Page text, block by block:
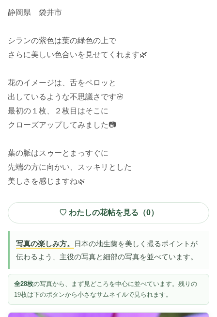
静岡県 袋井市
シランの紫色は葉の緑色の上で
さらに美しい色合いを見せてくれます🌿
花のイメージは、舌をペロッと
出しているような不思議さです🌸
最初の１枚、２枚目はそこに
クローズアップしてみました📷
葉の脈はスゥーとまっすぐに
先端の方に向かい、スッキリとした
美しさを感じますね🌿
♡ わたしの花帖を見る（0）
写真の楽しみ方。
日本の地生蘭を美しく撮るポイントが
伝わるよう、主役の写真と細部の写真を並べています。
全28枚の写真から、まず見どころを中心に並べています。残りの
19枚は下のボタンから小さなサムネイルで見られます。